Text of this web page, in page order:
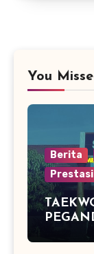
You
Berita
PERAK